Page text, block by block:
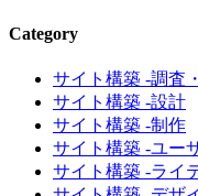
Category
サイト構築 -調査
サイト構築 -設計
サイト構築 -制作
サイト構築 -ユー
サイト構築 -ライ